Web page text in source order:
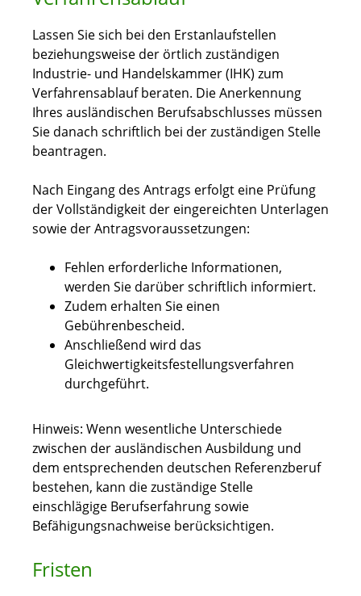
Lassen Sie sich bei den Erstanlaufstellen
beziehungsweise der örtlich zuständigen
Industrie- und Handelskammer (IHK) zum
Verfahrensablauf beraten. Die Anerkennung
Ihres ausländischen Berufsabschlusses müssen
Sie danach schriftlich bei der zuständigen Stelle
beantragen.
Nach Eingang des Antrags erfolgt eine Prüfung
der Vollständigkeit der eingereichten Unterlagen
sowie der Antragsvoraussetzungen:
Fehlen erforderliche Informationen,
werden Sie darüber schriftlich informiert.
Zudem erhalten Sie einen
Gebührenbescheid.
Anschließend wird das
Gleichwertigkeitsfestellungsverfahren
durchgeführt.
Hinweis: Wenn wesentliche Unterschiede
zwischen der ausländischen Ausbildung und
dem entsprechenden deutschen Referenzberuf
bestehen, kann die zuständige Stelle
einschlägige Berufserfahrung sowie
Befähigungsnachweise berücksichtigen.
Fristen